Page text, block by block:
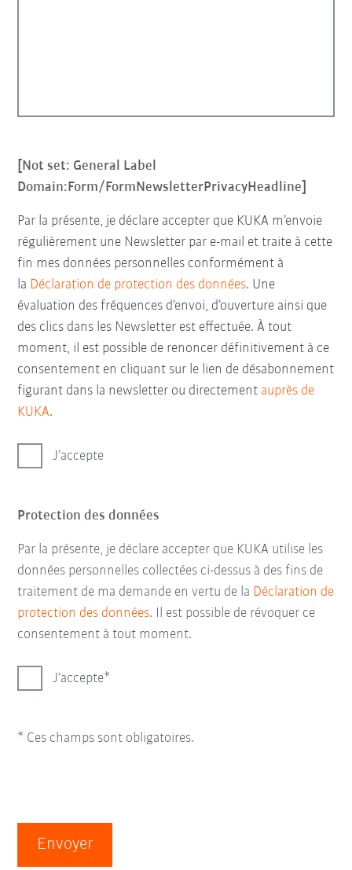
[Not set: General Label
Domain:Form/FormNewsletterPrivacyHeadline]
Par la présente, je déclare accepter que KUKA m’envoie
régulièrement une Newsletter par e-mail et traite à cette
fin mes données personnelles conformément à
la Déclaration de protection des données. Une
évaluation des fréquences d’envoi, d’ouverture ainsi que
des clics dans les Newsletter est effectuée. À tout
moment, il est possible de renoncer définitivement à ce
consentement en cliquant sur le lien de désabonnement
figurant dans la newsletter ou directement auprès de
KUKA.
J’accepte
Protection des données
Par la présente, je déclare accepter que KUKA utilise les
données personnelles collectées ci-dessus à des fins de
traitement de ma demande en vertu de la Déclaration de
protection des données. Il est possible de révoquer ce
consentement à tout moment.
J’accepte
* Ces champs sont obligatoires.
Envoyer